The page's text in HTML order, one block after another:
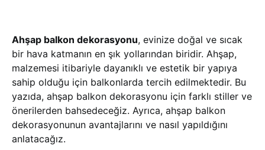
Ahşap balkon dekorasyonu, evinize doğal ve sıcak
bir hava katmanın en şık yollarından biridir. Ahşap,
malzemesi itibariyle dayanıklı ve estetik bir yapıya
sahip olduğu için balkonlarda tercih edilmektedir. Bu
yazıda, ahşap balkon dekorasyonu için farklı stiller ve
önerilerden bahsedeceğiz. Ayrıca, ahşap balkon
dekorasyonunun avantajlarını ve nasıl yapıldığını
anlatacağız.